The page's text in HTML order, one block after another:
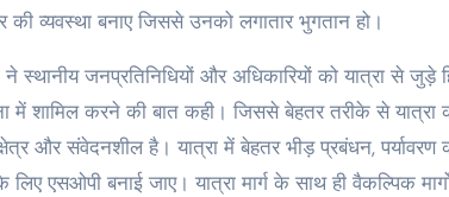
की व्यवस्था बनाए जिससे उनको लगातार भुगतान हो।
ने स्थानीय जनप्रतिनिधियों और अधिकारियों को यात्रा से
में शामिल करने की बात कही। जिससे बेहतर तरीके से यात्रा
और संवेदनशील है। यात्रा में बेहतर भीड़ प्रबंधन,
लिए एसओपी बनाई जाए। यात्रा मार्ग के साथ ही वैकल्पिक